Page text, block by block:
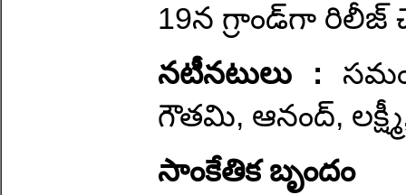
19న గ్రాండ్‌గా
నటీనటులు :
గౌతమి, ఆనంద్,
సాంకేతిక బృందం